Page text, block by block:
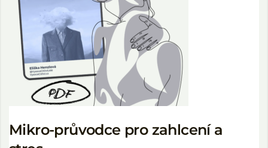
Mikro-průvodce pro zahlcení a